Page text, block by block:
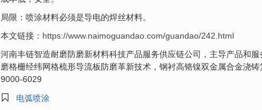
局限：喷涂材料必须是导电的焊丝材料。
本文链接： https://www.naimoguandao.com/guandao/242.html
河南丰链智造耐磨防磨新材料科技产品服务供应链公司，主导产品和
磨格栅经纬网格梳形导流板防磨革新技术，钢衬高铬镍双金属合金浇
9000-6029

电弧喷涂